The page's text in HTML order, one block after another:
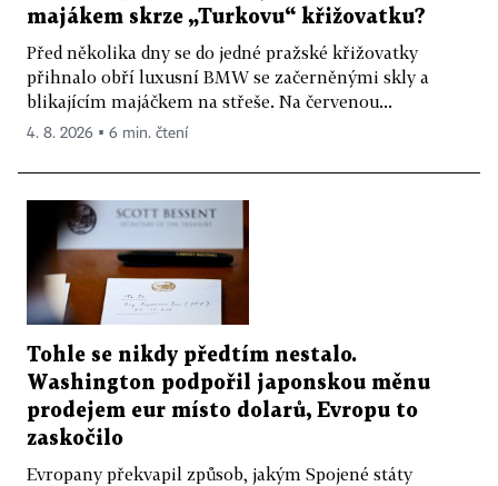
majákem skrze „Turkovu“ křižovatku?
Před několika dny se do jedné pražské křižovatky
přihnalo obří luxusní BMW se začerněnými skly a
blikajícím majáčkem na střeše. Na červenou...
4. 8. 2026 ▪ 6 min. čtení
Tohle se nikdy předtím nestalo.
Washington podpořil japonskou měnu
prodejem eur místo dolarů, Evropu to
zaskočilo
Evropany překvapil způsob, jakým Spojené státy